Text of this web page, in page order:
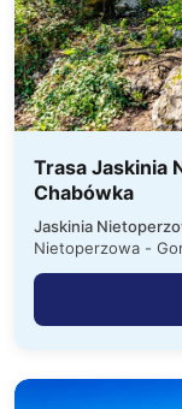
Trasa Jaskinia
Chabówka
Jaskinia
Nietoperzowa -
polecamy!!!